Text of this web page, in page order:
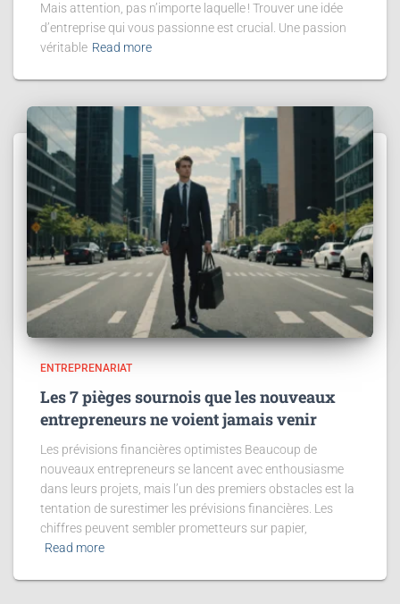
Mais attention, pas n’importe laquelle ! Trouver une idée
d’entreprise qui vous passionne est crucial. Une passion
véritable Read more
ENTREPRENARIAT
Les 7 pièges sournois que les nouveaux
entrepreneurs ne voient jamais venir
Les prévisions financières optimistes Beaucoup de
nouveaux entrepreneurs se lancent avec enthousiasme
dans leurs projets, mais l’un des premiers obstacles est la
tentation de surestimer les prévisions financières. Les
chiffres peuvent sembler prometteurs sur papier,
Read more